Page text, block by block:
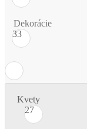
Dekorácie
33
Kvety
27